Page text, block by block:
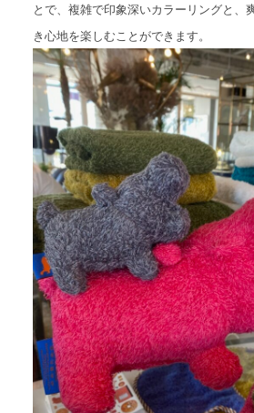
とで、複雑で印象深いカラーリングと、
き⼼地を楽しむことができます。